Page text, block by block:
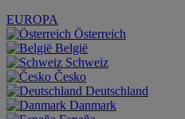
EUROPA
Österreich
België
Schweiz
Česko
Deutschland
Danmark